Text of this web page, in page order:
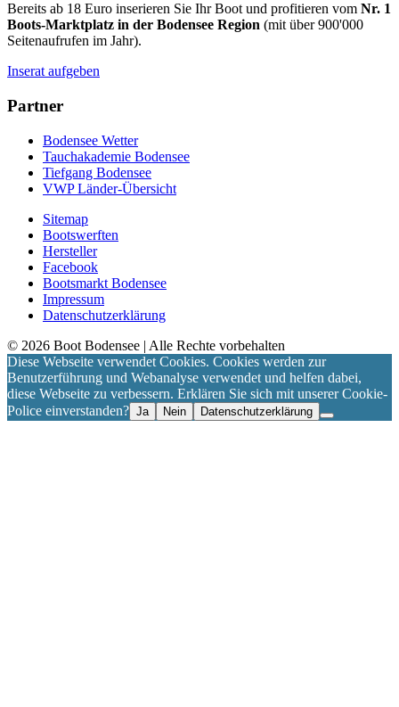
Bereits ab 18 Euro inserieren Sie Ihr Boot und profitieren vom Nr. 1
Boots-Marktplatz in der Bodensee Region (mit über 900'000
Seitenaufrufen im Jahr).
Inserat aufgeben
Partner
Bodensee Wetter
Tauchakademie Bodensee
Tiefgang Bodensee
VWP Länder-Übersicht
Sitemap
Bootswerften
Hersteller
Facebook
Bootsmarkt Bodensee
Impressum
Datenschutzerklärung
© 2026 Boot Bodensee | Alle Rechte vorbehalten
Diese Webseite verwendet Cookies. Cookies werden zur
Benutzerführung und Webanalyse verwendet und helfen dabei,
diese Webseite zu verbessern. Erklären Sie sich mit unserer Cookie-
Police einverstanden? Ja Nein Datenschutzerklärung